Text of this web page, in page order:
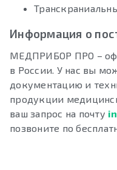
Информация о
МЕДПРИБОР ПРО –
в России. У нас вы
документацию и
продукции
ваш запрос на почту
позвоните по